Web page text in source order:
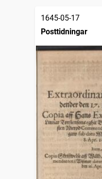
1645-05-17
Posttidningar